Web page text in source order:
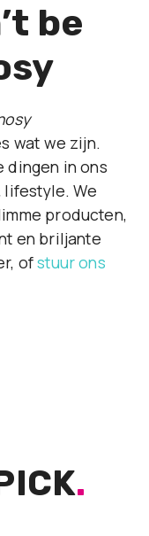
be
wat we zijn.
dingen in ons
lifestyle. We
producten,
en briljante
ofstuur ons
.